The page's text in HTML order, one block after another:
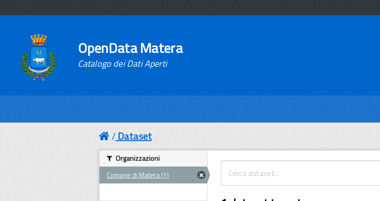
OpenData Matera
Catalogo dei Dati Aperti
Dataset
Organizzazioni
Comune di Matera (1)